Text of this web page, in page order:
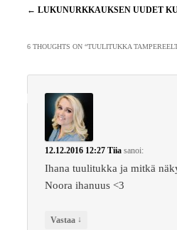
Artikkelien
← LUKUNURKKAUKSEN UUDET
6 THOUGHTS ON “TUULITUKKA
12.12.2016 12:27 Tiia sanoi:
Ihana tuulitukka ja mitkä
Noora ihanuus <3
Vastaa ↓